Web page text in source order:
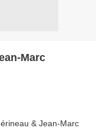
Marc